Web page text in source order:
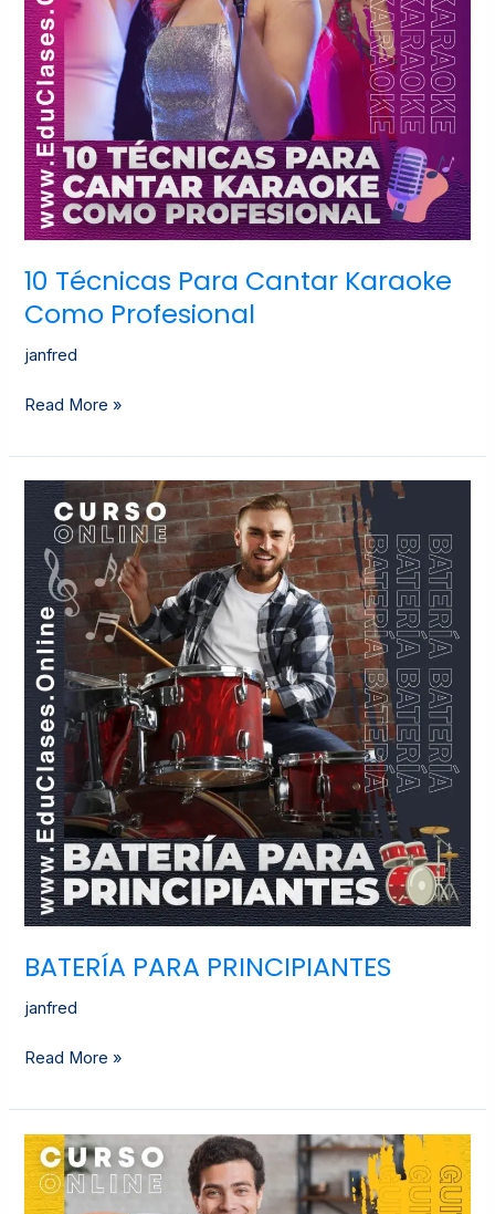
10 Técnicas Para Cantar Karaoke
Como Profesional
janfred
Read More »
BATERÍA PARA PRINCIPIANTES
janfred
BATERÍA
PARA
PRINCIPIANTES
Read More »
APRENDE
GUITARRA
DESDE